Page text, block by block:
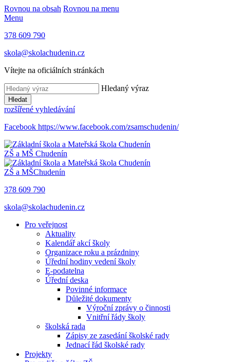
Rovnou na obsah Rovnou na menu
Menu
378 609 790
skola@skolachudenin.cz
Vítejte na oficiálních stránkách
Hledaný výraz
Hledat
rozšířené vyhledávání
Facebook https://www.facebook.com/zsamschudenin/
ZŠ a MŠ Chudenín
ZŠ a MŠChudenín
378 609 790
skola@skolachudenin.cz
Pro veřejnost
Aktuality
Kalendář akcí školy
Organizace roku a prázdniny
Úřední hodiny vedení školy
E-podatelna
Úřední deska
Povinné informace
Důležité dokumenty
Výroční zprávy o činnosti
Vnitřní řády školy
školská rada
Zápisy ze zasedání školské rady
Jednací řád školské rady
Projekty